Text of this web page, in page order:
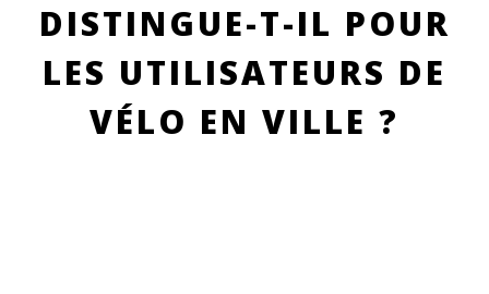
DISTINGUE-T-IL POUR
LES UTILISATEURS DE
VÉLO EN VILLE ?